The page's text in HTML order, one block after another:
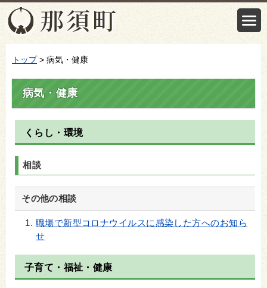
トップ> 病気・健康
病気・健康
くらし・環境
相談
その他の相談
職場で新型コロナウイルスに感染した方へのお知ら
せ
子育て・福祉・健康